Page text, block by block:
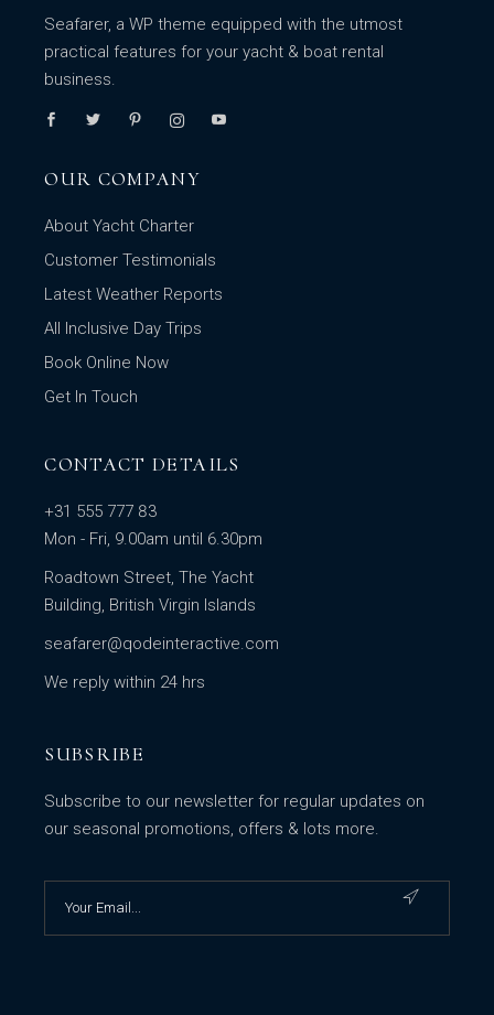
Seafarer, a WP theme equipped with the utmost
practical features for your yacht & boat rental
business.
OUR COMPANY
About Yacht Charter
Customer Testimonials
Latest Weather Reports
All Inclusive Day Trips
Book Online Now
Get In Touch
CONTACT DETAILS
+31 555 777 83
Mon - Fri, 9.00am until 6.30pm
Roadtown Street, The Yacht
Building, British Virgin Islands
seafarer@qodeinteractive.com
We reply within 24 hrs
SUBSRIBE
Subscribe to our newsletter for regular updates on
our seasonal promotions, offers & lots more.